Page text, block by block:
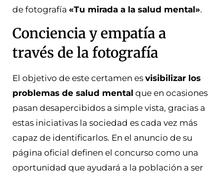
de fotografía «Tu mirada a la salud mental».
Conciencia y empatía a
través de la fotografía
El objetivo de este certamen es visibilizar los
problemas de salud mental que en ocasiones
pasan desapercibidos a simple vista, gracias a
estas iniciativas la sociedad es cada vez más
capaz de identificarlos. En el anuncio de su
página oficial definen el concurso como una
oportunidad que ayudará a la población a ser